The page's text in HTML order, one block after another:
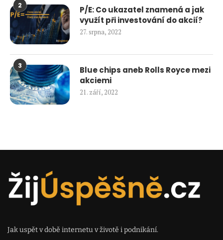
2
P/E: Co ukazatel znamená a jak
využít při investování do akcií?
27. srpna, 2022
3
Blue chips aneb Rolls Royce mezi
akciemi
21. září, 2022
Jak uspět v době internetu v životě i podnikání.